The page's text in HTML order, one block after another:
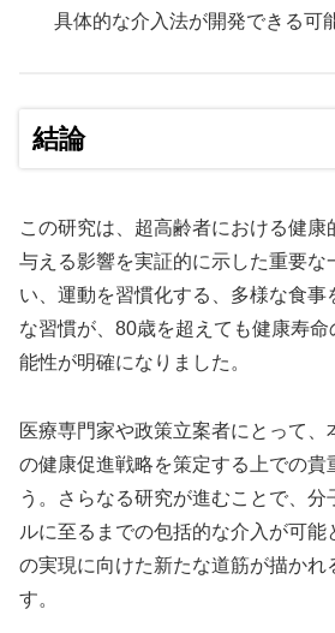
具体的な介入法が開発できる可
結論
この研究は、超高齢者における健康
与える影響を実証的に示した重要な
い、運動を習慣化する、多様な食事
な習慣が、80歳を超えても健康寿
能性が明確になりました。
医療専門家や政策立案者にとって
の健康促進戦略を策定する上での貴
う。さらなる研究が進むことで、分
ルに至るまでの包括的な介入が可能
の実現に向けた新たな道筋が描かれ
す。